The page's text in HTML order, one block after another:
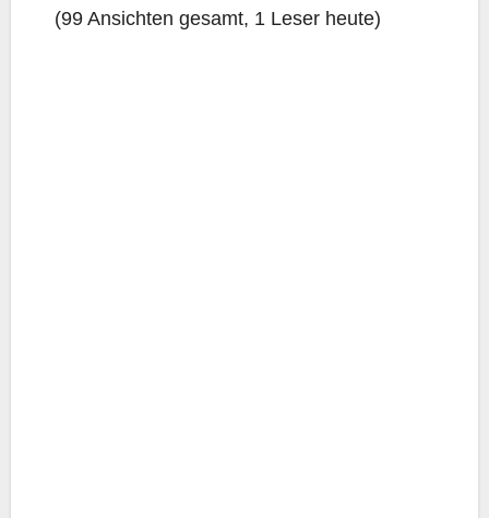
(99 Ansich­ten gesamt, 1 Leser heute)